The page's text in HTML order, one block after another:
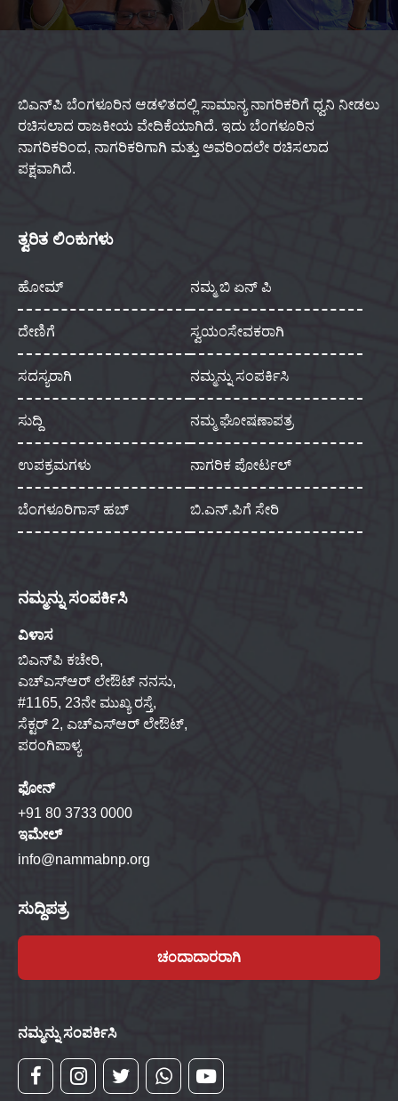
ಬಿಎನ್‌ಪಿ ಬೆಂಗಳೂರಿನ ಆಡಳಿತದಲ್ಲಿ ಸಾಮಾನ್ಯ ನಾಗರಿಕರಿಗೆ ಧ್ವನಿ ನೀಡಲು
ರಚಿಸಲಾದ ರಾಜಕೀಯ ವೇದಿಕೆಯಾಗಿದೆ. ಇದು ಬೆಂಗಳೂರಿನ
ನಾಗರಿಕರಿಂದ, ನಾಗರಿಕರಿಗಾಗಿ ಮತ್ತು ಅವರಿಂದಲೇ ರಚಿಸಲಾದ
ಪಕ್ಷವಾಗಿದೆ.
ತ್ವರಿತ ಲಿಂಕುಗಳು
ಹೋಮ್ ನಮ್ಮ ಬಿ ಏನ್ ಪಿ
ದೇಣಿಗೆ ಸ್ವಯಂಸೇವಕರಾಗಿ
ಸದಸ್ಯರಾಗಿ ನಮ್ಮನ್ನು ಸಂಪರ್ಕಿಸಿ
ಸುದ್ದಿ ನಮ್ಮ ಘೋಷಣಾಪತ್ರ
ಉಪಕ್ರಮಗಳು ನಾಗರಿಕ ಪೋರ್ಟಲ್
ಬೆಂಗಳೂರಿಗಾಸ್ ಹಬ್ ಬಿ.ಎನ್.ಪಿಗೆ ಸೇರಿ
ನಮ್ಮನ್ನು ಸಂಪರ್ಕಿಸಿ
ವಿಳಾಸ
ಬಿಎನ್‌ಪಿ ಕಚೇರಿ,
ಎಚ್‌ಎಸ್‌ಆರ್ ಲೇಔಟ್ ನನಸು,
#1165, 23ನೇ ಮುಖ್ಯ ರಸ್ತೆ,
ಸೆಕ್ಟರ್ 2, ಎಚ್‌ಎಸ್‌ಆರ್ ಲೇಔಟ್,
ಪರಂಗಿಪಾಳ್ಯ
ಫೋನ್
+91 80 3733 0000
ಇಮೇಲ್
info@nammabnp.org
ಸುದ್ದಿಪತ್ರ
ಚಂದಾದಾರರಾಗಿ
ನಮ್ಮನ್ನು ಸಂಪರ್ಕಿಸಿ